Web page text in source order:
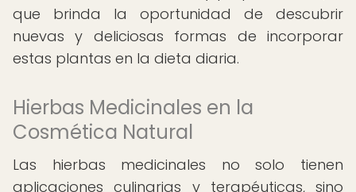
que brinda la oportunidad de descubrir
nuevas y deliciosas formas de incorporar
estas plantas en la dieta diaria.
Hierbas Medicinales en la
Cosmética Natural
Las hierbas medicinales no solo tienen
aplicaciones culinarias y terapéuticas, sino